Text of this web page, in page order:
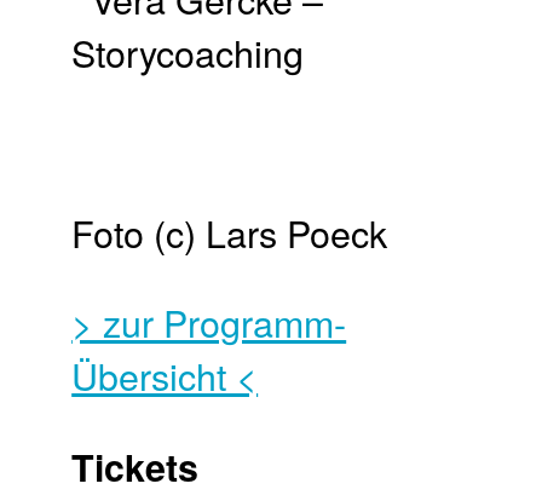
Foto (c) Lars Poeck
> zur Programm-
Übersicht <
Tickets